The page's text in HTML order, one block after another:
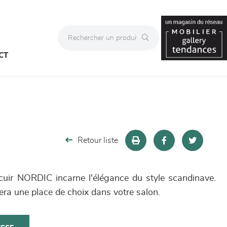
Retour liste
NORDIC incarne l'élégance du style scandinave.
une place de choix dans votre salon.